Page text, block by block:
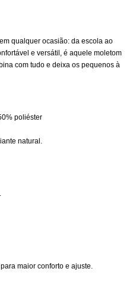
qualquer ocasião: da escola ao
e versátil, é aquele moletom
com tudo e deixa os pequenos à
poliéster
natural.
maior conforto e ajuste.